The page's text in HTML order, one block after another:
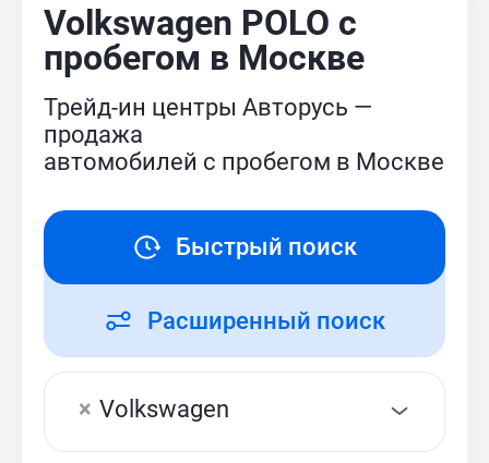
Volkswagen POLO с
пробегом в Москве
Трейд-ин центры Авторусь —
продажа
автомобилей с пробегом в Москве
Быстрый поиск
Расширенный поиск
× Volkswagen